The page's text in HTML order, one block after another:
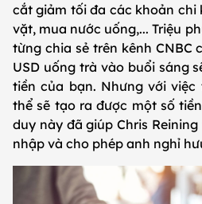
cắt giảm tối đa các khoản chi
vặt, mua nước uống,... Triệu
từng chia sẻ trên kênh CNBC
USD uống trà vào buổi sáng
tiền của bạn. Nhưng với việc
thể sẽ tạo ra được một số
duy này đã giúp Chris
nhập và cho phép anh nghỉ